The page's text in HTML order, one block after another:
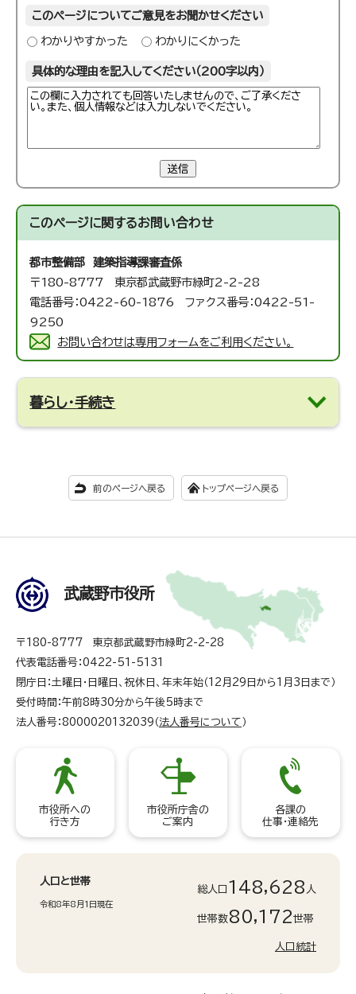
このページについてご意見をお聞かせください
わかりやすかった わかりにくかった
具体的な理由を記入してください（200字以内）
送信
このページに関するお問い合わせ
都市整備部 建築指導課審査係
〒180-8777 東京都武蔵野市緑町2-2-28
電話番号：0422-60-1876 ファクス番号：0422-51-
9250
お問い合わせは専用フォームをご利用ください。
暮らし・手続き
前のページへ戻る トップページへ戻る
武蔵野市役所
〒180-8777 東京都武蔵野市緑町2-2-28
代表電話番号：0422-51-5131
閉庁日：土曜日・日曜日、祝休日、年末年始（12月29日から1月3日まで）
受付時間：午前8時30分から午後5時まで
法人番号：8000020132039（ 法人番号について ）
市役所への
行き方
市役所庁舎の
ご案内
各課の
仕事・連絡先
人口と世帯
令和8年8月1日現在
総人口 148,628 人
世帯数80,172世帯
人口統計